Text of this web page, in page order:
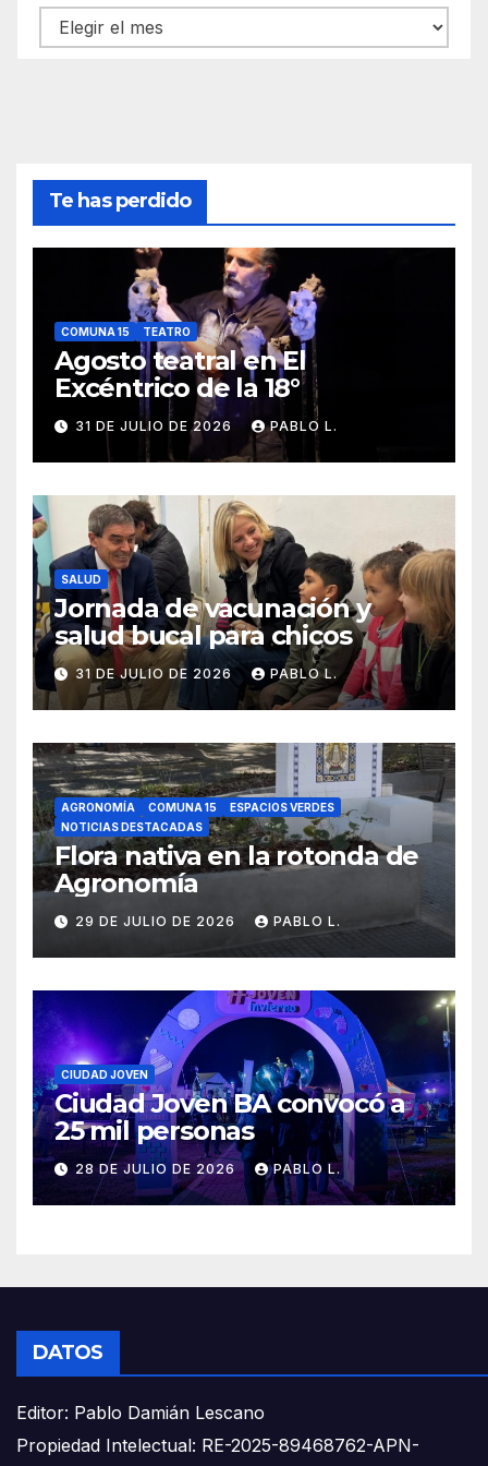
Archivos
Te has perdido
COMUNA 15 TEATRO
Agosto teatral en El
Excéntrico de la 18°
31 DE JULIO DE 2026 PABLO L.
SALUD
Jornada de vacunación y
salud bucal para chicos
31 DE JULIO DE 2026 PABLO L.
AGRONOMÍA COMUNA 15
ESPACIOS VERDES
NOTICIAS DESTACADAS
Flora nativa en la rotonda de
Agronomía
29 DE JULIO DE 2026 PABLO L.
CIUDAD JOVEN
Ciudad Joven BA convocó a
25 mil personas
28 DE JULIO DE 2026 PABLO L.
DATOS
Editor: Pablo Damián Lescano
Propiedad Intelectual: RE-2025-89468762-APN-